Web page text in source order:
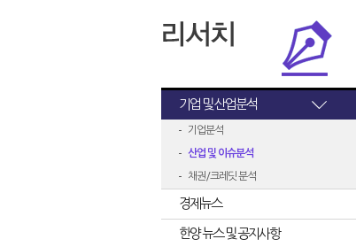
기업 및 산업분석
기업분석
산업 및 이슈분석
채권/크레딧 분석
경제뉴스
한양 뉴스 및 공지사항